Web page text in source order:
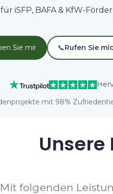
iSFP, BAFA & KfW-
Sie mir 📞Rufen Sie
mit 98%
Mit folgenden